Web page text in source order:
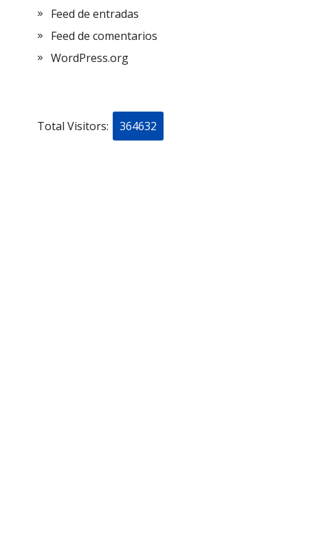
Feed de entradas
Feed de comentarios
WordPress.org
Total Visitors: 364632